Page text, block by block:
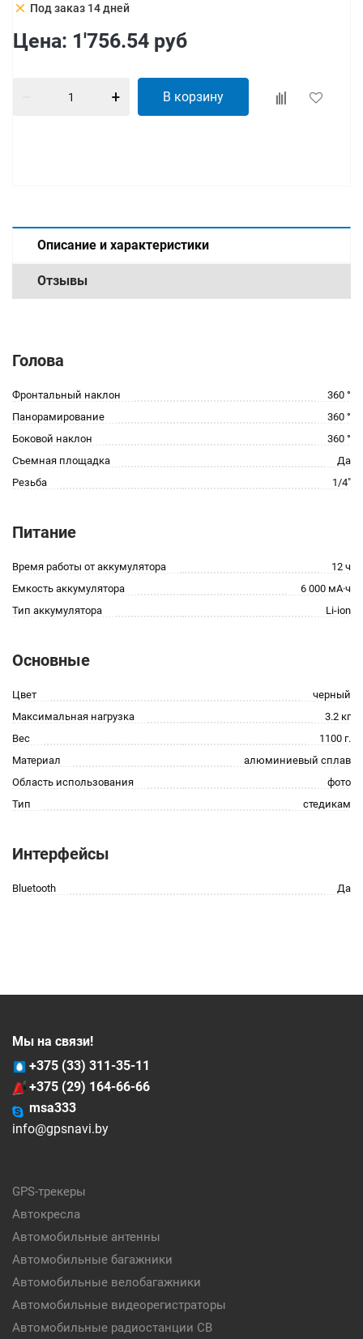
clear Под заказ 14 дней
Цена: 1'756.54 руб
В корзину
Описание и характеристики
Отзывы
Голова
Фронтальный наклон
360 °
Панорамирование
360 °
Боковой наклон
360 °
Съемная площадка
Да
Резьба
1/4"
Питание
Время работы от аккумулятора
12 ч
Емкость аккумулятора
6 000 мА·ч
Тип аккумулятора
Li-ion
Основные
Цвет
черный
Максимальная нагрузка
3.2 кг
Вес
1100 г.
Материал
алюминиевый сплав
Область использования
фото
Тип
стедикам
Интерфейсы
Bluetooth Да
Мы на связи!
+375 (33) 311-35-11
+375 (29) 164-66-66
msa333
info@gpsnavi.by
GPS-трекеры
Автокресла
Автомобильные антенны
Автомобильные багажники
Автомобильные велобагажники
Автомобильные видеорегистраторы
Автомобильные радиостанции CB